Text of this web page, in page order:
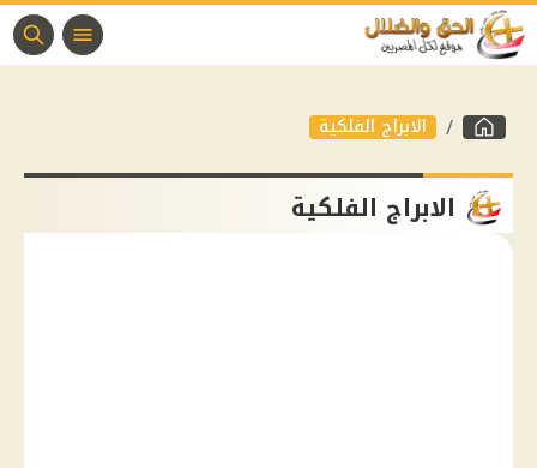
الابراج الفلكية
الابراج الفلكية